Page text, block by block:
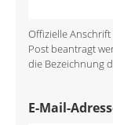
Offizielle
Post beantragt
die Bezeichnung
E-Mail-